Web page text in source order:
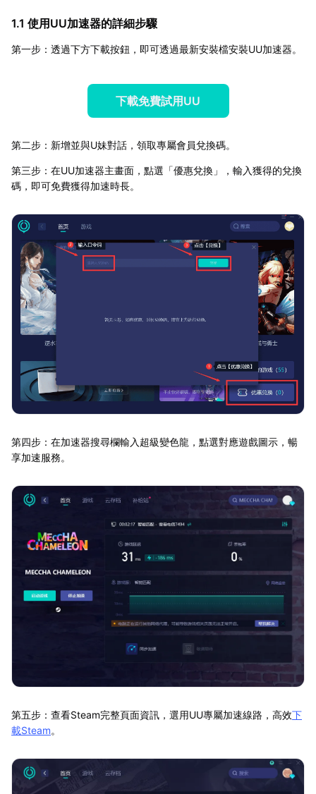
1.1 使用UU加速器的詳細步驟
第一步：透過下方下載按鈕，即可透過最新安裝檔安裝UU加速器。
下載免費試用UU
第二步：新增並與U妹對話，領取專屬會員兌換碼。
第三步：在UU加速器主畫面，點選「優惠兌換」，輸入獲得的兌換
碼，即可免費獲得加速時長。
第四步：在加速器搜尋欄輸入超級變色龍，點選對應遊戲圖示，暢
享加速服務。
第五步：查看Steam完整頁面資訊，選用UU專屬加速線路，高效下
載Steam。